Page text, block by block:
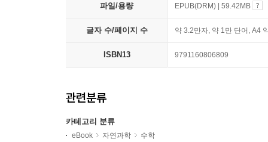
파일/용량 EPUB(DRM) | 59.42MB
글자 수/페이지 수 약 3.2만자, 약 1만 단어, A4
ISBN13 9791160806809
관련분류
카테고리 분류
eBook 자연과학 수학